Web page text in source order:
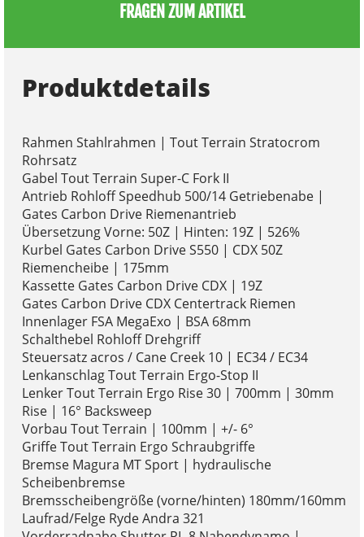
FRAGEN ZUM ARTIKEL
Produktdetails
Rahmen Stahlrahmen | Tout Terrain Stratocrom
Rohrsatz
Gabel Tout Terrain Super-C Fork II
Antrieb Rohloff Speedhub 500/14 Getriebenabe |
Gates Carbon Drive Riemenantrieb
Übersetzung Vorne: 50Z | Hinten: 19Z | 526%
Kurbel Gates Carbon Drive S550 | CDX 50Z
Riemencheibe | 175mm
Kassette Gates Carbon Drive CDX | 19Z
Gates Carbon Drive CDX Centertrack Riemen
Innenlager FSA MegaExo | BSA 68mm
Schalthebel Rohloff Drehgriff
Steuersatz acros / Cane Creek 10 | EC34 / EC34
Lenkanschlag Tout Terrain Ergo-Stop II
Lenker Tout Terrain Ergo Rise 30 | 700mm | 30mm
Rise | 16° Backsweep
Vorbau Tout Terrain | 100mm | +/- 6°
Griffe Tout Terrain Ergo Schraubgriffe
Bremse Magura MT Sport | hydraulische
Scheibenbremse
Bremsscheibengröße (vorne/hinten) 180mm/160mm
Laufrad/Felge Ryde Andra 321